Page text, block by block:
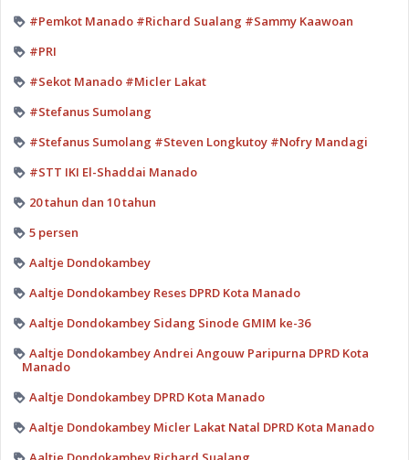
#Pemkot Manado #Richard Sualang #Sammy Kaawoan
#PRI
#Sekot Manado #Micler Lakat
#Stefanus Sumolang
#Stefanus Sumolang #Steven Longkutoy #Nofry Mandagi
#STT IKI El-Shaddai Manado
20 tahun dan 10 tahun
5 persen
Aaltje Dondokambey
Aaltje Dondokambey Reses DPRD Kota Manado
Aaltje Dondokambey Sidang Sinode GMIM ke-36
Aaltje Dondokambey Andrei Angouw Paripurna DPRD Kota
Manado
Aaltje Dondokambey DPRD Kota Manado
Aaltje Dondokambey Micler Lakat Natal DPRD Kota Manado